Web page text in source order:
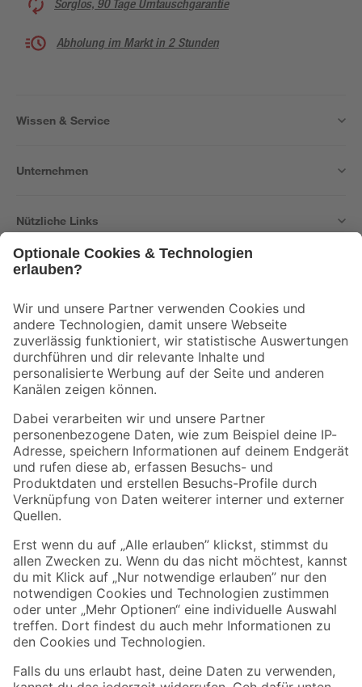
Sorglos, 90 Tage Umtauschgarantie
Abholung im Markt in 2 Stunden
Wissen & Service
Unternehmen
Nützliche Links
Der toom Newsletter: Keine Angebote und Aktionen mehr verpassen!
Zur Newsletter Anmeldung
Folge uns
Zahlungsarten Versandarten
Sicher einkaufen
Jetzt die toom-App herunterladen